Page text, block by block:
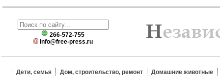
266-572-755
info@free-press.ru
Дети, семья Дом, строительство, ремонт
Домашние животные